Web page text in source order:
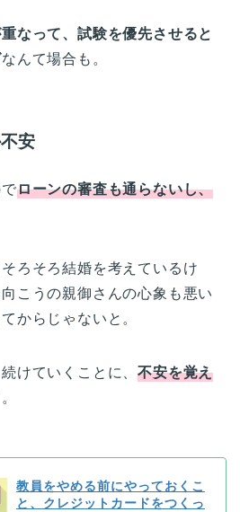
なって、試験を優先させると
なんて場合も。
安
ローンの審査も通らないし、
ろそろ結婚を考えているけ
こうの親御さんの心象も悪い
からじゃないと。
けていくことに、不安を覚え
教員をやめる前にやっておくこ
と、クレジットカードをつくっ